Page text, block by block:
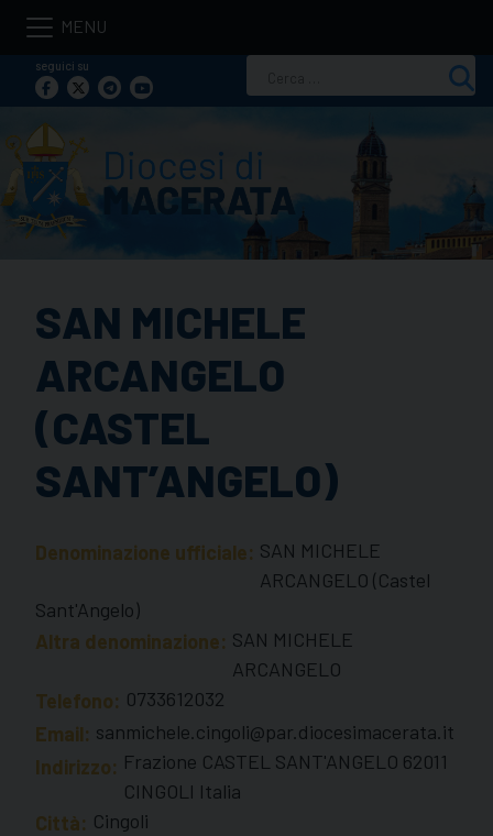
Skip
contentseguici su
per:
SAN MICHELE
ARCANGELO
(CASTEL
SANT’ANGELO)
Denominazione ufficiale: SAN MICHELE
ARCANGELO (Castel
Sant'Angelo)
Altra denominazione: SAN MICHELE
ARCANGELO
Telefono: 0733612032
Email: sanmichele.cingoli@par.diocesimacerata.it
Indirizzo: Frazione CASTEL SANT'ANGELO 62011
CINGOLI Italia
Città: Cingoli